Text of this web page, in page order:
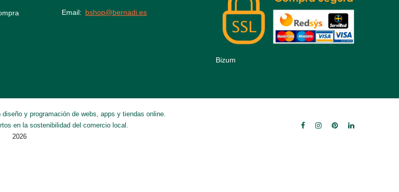
Email bshop@bernadi.es
Bizum
y programación de webs, apps y tiendas online.
en la sostenibilidad del comercio local.
2026